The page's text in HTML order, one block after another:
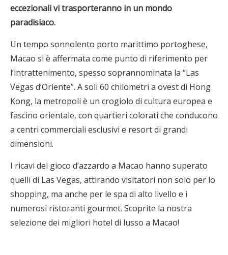
eccezionali vi trasporteranno in un mondo
paradisiaco.
Un tempo sonnolento porto marittimo portoghese,
Macao si è affermata come punto di riferimento per
l’intrattenimento, spesso soprannominata la “Las
Vegas d’Oriente”. A soli 60 chilometri a ovest di Hong
Kong, la metropoli è un crogiolo di cultura europea e
fascino orientale, con quartieri colorati che conducono
a centri commerciali esclusivi e resort di grandi
dimensioni.
I ricavi del gioco d’azzardo a Macao hanno superato
quelli di Las Vegas, attirando visitatori non solo per lo
shopping, ma anche per le spa di alto livello e i
numerosi ristoranti gourmet. Scoprite la nostra
selezione dei migliori hotel di lusso a Macao!